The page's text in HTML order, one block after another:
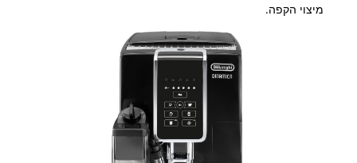
מיצוי הקפה.